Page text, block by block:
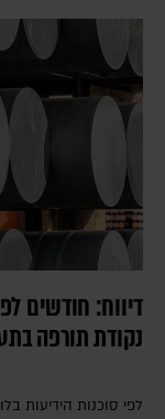
דיווח: חודשים
נקודת תורפה
לפי סוכנות הידיעות